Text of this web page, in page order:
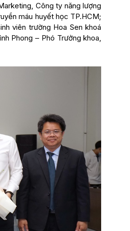
Công ty năng lượng
máu huyết học TP.HCM;
viên trường Hoa Sen khoá
Phong – Phó Trưởng khoa,